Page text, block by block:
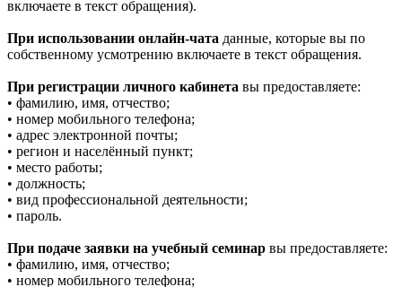
включаете в текст обращения).
При использовании онлайн-чата данные, которые вы по
собственному усмотрению включаете в текст обращения.
При регистрации личного кабинета вы предоставляете:
• фамилию, имя, отчество;
• номер мобильного телефона;
• адрес электронной почты;
• регион и населённый пункт;
• место работы;
• должность;
• вид профессиональной деятельности;
• пароль.
При подаче заявки на учебный семинар вы предоставляете:
• фамилию, имя, отчество;
• номер мобильного телефона;